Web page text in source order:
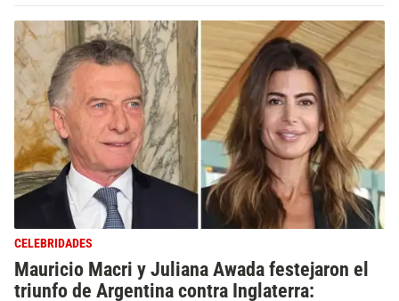
CELEBRIDADES
Mauricio Macri y Juliana Awada festejaron el
triunfo de Argentina contra Inglaterra: